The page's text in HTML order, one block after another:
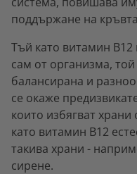
поддържане на
Тъй като витамин
сам от организма,
балансирана и
се окаже
които избягват
като витамин В12
такива храни -
сирене.